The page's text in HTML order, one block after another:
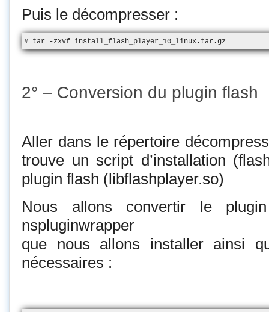
Puis le décompresser :
# tar -zxvf install_flash_player_10_linux.tar.gz
2° – Conversion du plugin flash
Aller dans le répertoire
trouve un script d’installation
plugin flash (libflashplayer.so)
Nous allons convertir le
nspluginwrapper
que nous allons installer ainsi
nécessaires :